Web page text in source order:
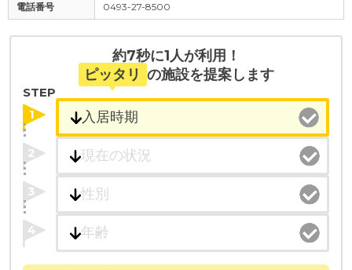
電話番号 0493-27-8500
約7秒に1人が利用！
ピッタリ の施設を提案します
STEP
1
2
3
4